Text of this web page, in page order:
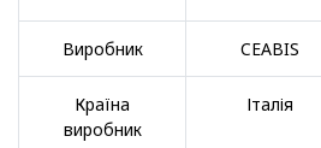
Виробник CEABIS
Країна
виробник
Італія